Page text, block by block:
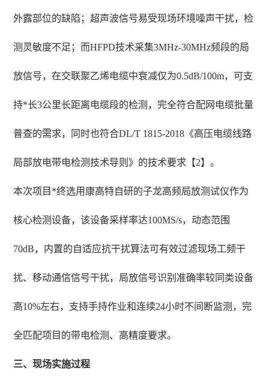
外露部位的缺陷；超声波信号易受现场环境噪声干扰，检
测灵敏度不足；而HFPD技术采集3MHz-30MHz频段的局
放信号，在交联聚乙烯电缆中衰减仅为0.5dB/100m，可支
持*长3公里长距离电缆段的检测，完全符合配网电缆批量
普查的需求，同时也符合DL/T 1815-2018《高压电缆线路
局部放电带电检测技术导则》的技术要求【2】。
本次项目*终选用康高特自研的子龙高频局放测试仪作为
核心检测设备，该设备采样率达100MS/s，动态范围
70dB，内置的自适应抗干扰算法可有效过滤现场工频干
扰、移动通信信号干扰，局放信号识别准确率较同类设备
高10%左右，支持手持作业和连续24小时不间断监测，完
全匹配项目的带电检测、高精度要求。
三、现场实施过程